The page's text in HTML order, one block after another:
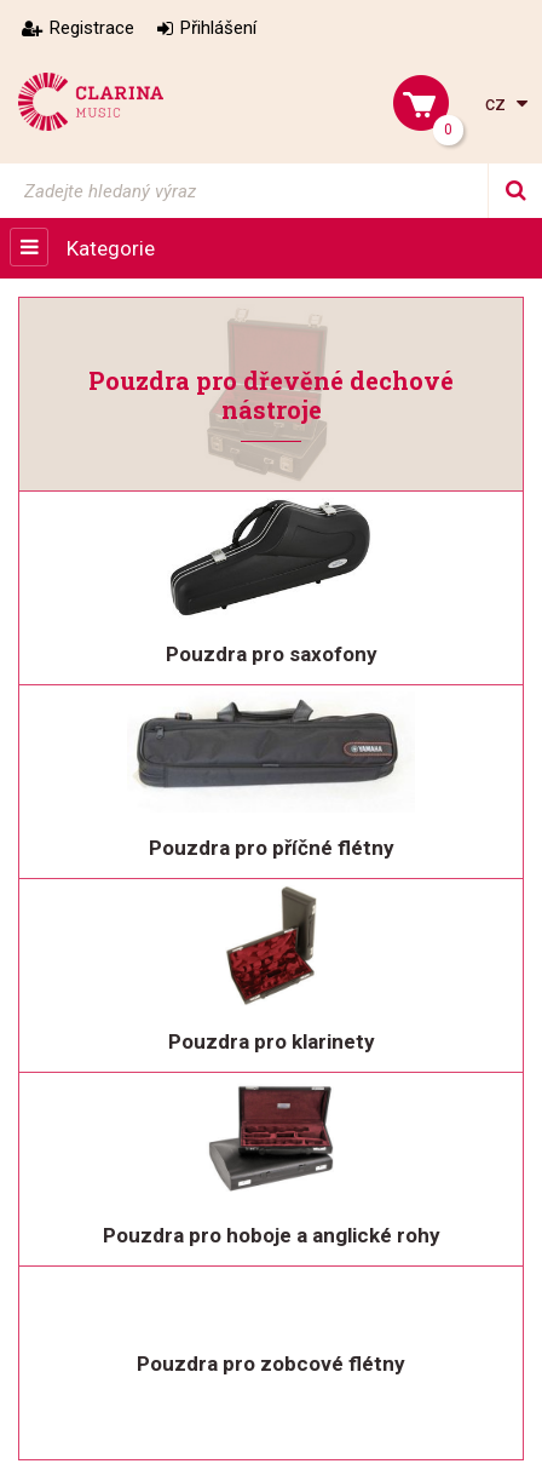
Registrace Přihlášení
0
cz
Kategorie
Pouzdra pro dřevěné dechové
nástroje
Pouzdra pro saxofony
Pouzdra pro příčné flétny
Pouzdra pro klarinety
Pouzdra pro hoboje a anglické rohy
Pouzdra pro zobcové flétny